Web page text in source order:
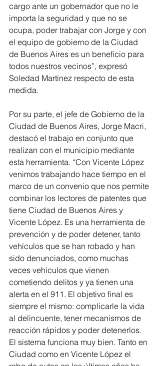
cargo ante un gobernador que no le
importa la seguridad y que no se
ocupa, poder trabajar con Jorge y con
el equipo de gobierno de la Ciudad
de Buenos Aires es un beneficio para
todos nuestros vecinos”, expresó
Soledad Martínez respecto de esta
medida.
Por su parte, el jefe de Gobierno de la
Ciudad de Buenos Aires, Jorge Macri,
destacó el trabajo en conjunto que
realizan con el municipio mediante
esta herramienta. “Con Vicente López
venimos trabajando hace tiempo en el
marco de un convenio que nos permite
combinar los lectores de patentes que
tiene Ciudad de Buenos Aires y
Vicente López. Es una herramienta de
prevención y de poder detener, tanto
vehículos que se han robado y han
sido denunciados, como muchas
veces vehículos que vienen
cometiendo delitos y ya tienen una
alerta en el 911. El objetivo final es
siempre el mismo: complicarle la vida
al delincuente, tener mecanismos de
reacción rápidos y poder detenerlos.
El sistema funciona muy bien. Tanto en
Ciudad como en Vicente López el